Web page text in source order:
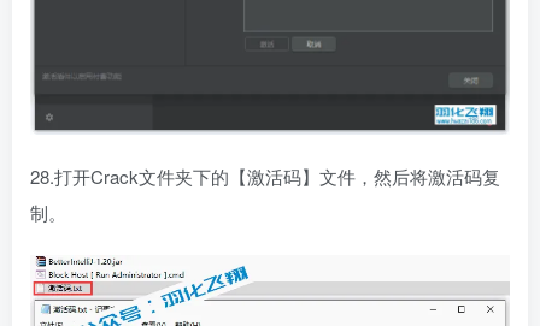
28.打开Crack文件夹下的【激活码】文件，然后将激活码复
制。